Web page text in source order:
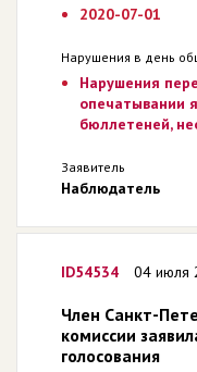
2020-07-01
Нарушения в день
Нарушения
опечатывании
бюллетеней,
Заявитель
Наблюдатель
ID54534 04 июля
Член Санкт-
комиссии
голосования